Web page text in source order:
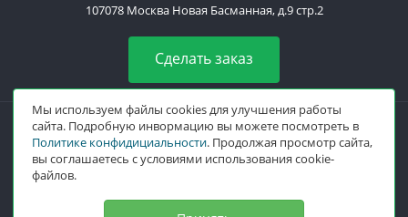
107078 Москва Новая Басманная, д.9 стр.2
Сделать заказ
Политика конфедициальности и обработки персональных данных
Мы используем файлы cookies для улучшения работы
сайта. Подробную инвормацию вы можете посмотреть в
Политике конфидициальности. Продолжая просмотр сайта,
вы соглашаетесь с условиями использования cookie-
файлов.